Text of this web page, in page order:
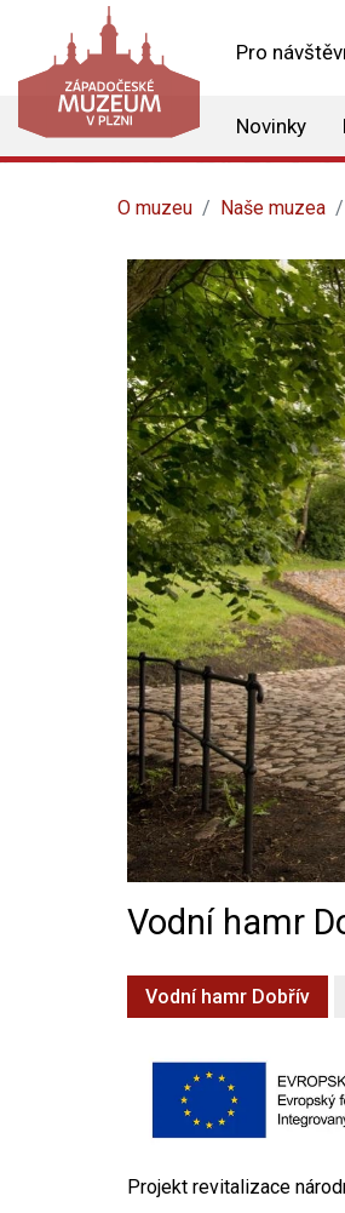
Pro
Novinky
O muzeu Naše muzea
Vodní hamr
Vodní hamr Dobřív
Projekt revitalizace